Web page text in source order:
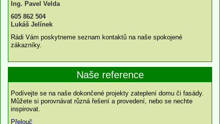
Ing. Pavel Velda
605 862 504
Lukáš Jelínek
Rádi Vám poskytneme seznam kontaktů na naše spokojené
zákazníky.
Naše reference
Podívejte se na naše dokončené projekty zateplení domu či fasády.
Můžete si porovnávat různá řešení a provedení, nebo se nechte
inspirovat.
Přelouč